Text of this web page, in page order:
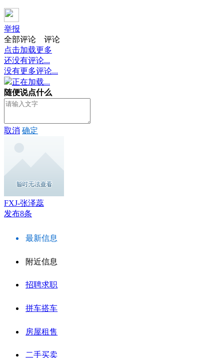
举报
全部评论
评论
点击加载更多
还没有评论...
没有更多评论...
正在加载...
随便说点什么
取消 确定
FXJ-张泽蕊
发布8条
最新信息
附近信息
招聘求职
拼车搭车
房屋租售
二手买卖